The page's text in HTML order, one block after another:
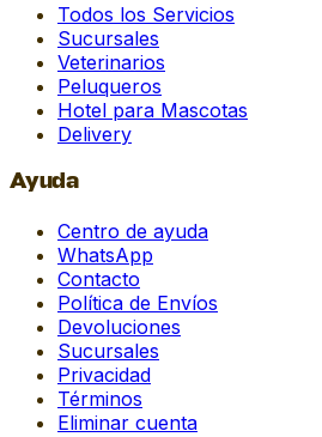
Todos los Servicios
Sucursales
Veterinarios
Peluqueros
Hotel para Mascotas
Delivery
Ayuda
Centro de ayuda
WhatsApp
Contacto
Política de Envíos
Devoluciones
Sucursales
Privacidad
Términos
Eliminar cuenta